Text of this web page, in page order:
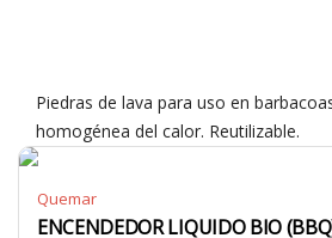
Piedras de lava para uso en
homogénea del calor. Reutilizable.
Quemar
ENCENDEDOR LIQUIDO BIO